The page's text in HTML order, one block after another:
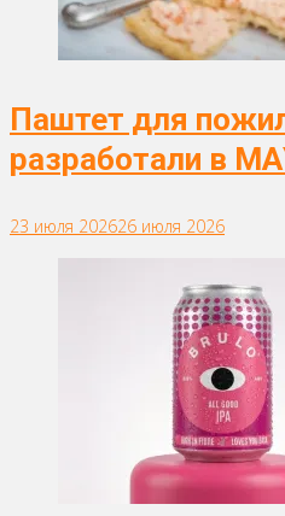
Паштет для
разработали в
23 июля 202626 июля 2026